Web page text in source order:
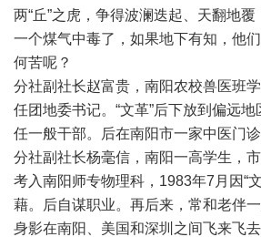
两“丘”之虎，争得波澜迭起、天翻地覆
一个煤气中毒了，如果地下有知，他
何苦呢？
分社副社长赵富贵，南阳农校兽医班
任团地委书记。“文革”后下放到偏远
任一般干部。后在南阳市一家中医门诊
分社副社长杨毫信，南阳一高学生，
考入南阳师专物理科，1983年7月因“
藉。后自谋职业。再后来，常和老伴
身影在南阳、美国和深圳之间飞来飞去